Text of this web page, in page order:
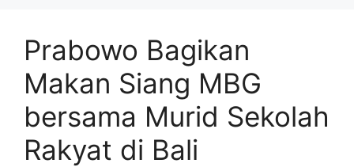
Prabowo Bagikan
Makan Siang MBG
bersama Murid Sekolah
Rakyat di Bali